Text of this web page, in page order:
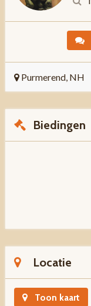
Purmerend, NH
Biedingen
Locatie
Toon kaart